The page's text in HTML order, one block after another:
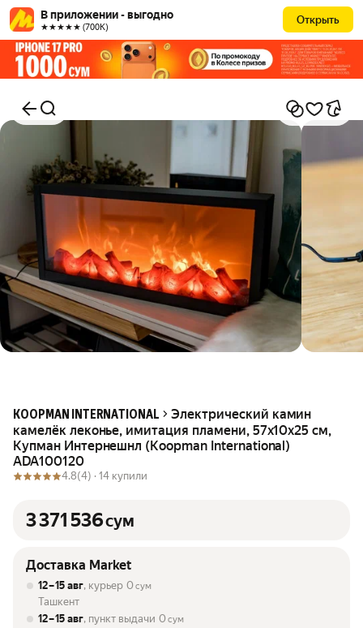
В приложении - выгодно
★★★★★ (700К)
Открыть
KOOPMAN INTERNATIONAL
Электрический камин
камелёк леконье, имитация пламени, 57х10х25 см,
Купман Интернешнл (Koopman International)
ADA100120
4.8(4) · 14 купили
3 371 536сум
Доставка Market
12 – 15 авг, курьер 0 сум
Ташкент
12 – 15 авг, пункт выдачи 0 сум